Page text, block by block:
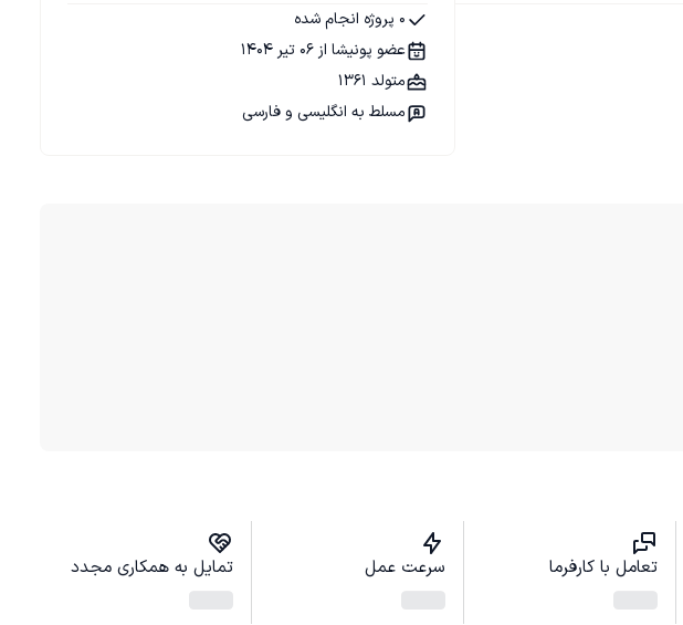
0 پروژه انجام شده
عضو پونیشا از 06 تیر 1404
متولد 1361
مسلط به انگلیسی و فارسی
تعامل با کارفرما سرعت عمل تمایل به همکاری مجدد